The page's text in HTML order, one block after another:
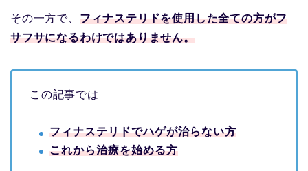
その一方で、 フィナステリドを使用した全ての方がフ
サフサになるわけではありません。
この記事では
フィナステリドでハゲが治らない方
これから治療を始める方